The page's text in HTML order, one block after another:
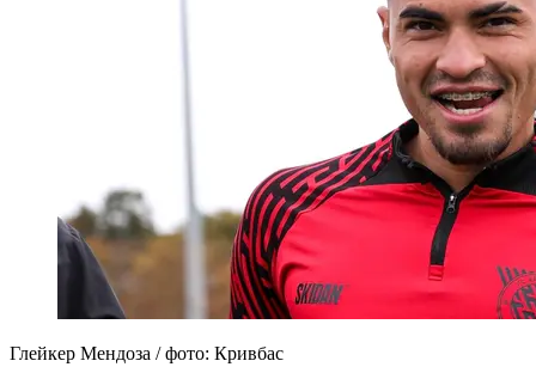
Глейкер Мендоза / фото: Кривбас